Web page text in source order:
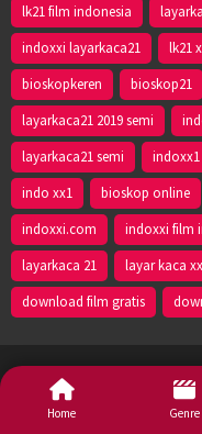
lk21 film indonesia
indoxxi layarkaca21
lk21
bioskopkeren
bioskop21
layarkaca21 2019 semi
layarkaca21 semi
indoxx1
indo xx1
bioskop online
indoxxi.com
indoxxi film
layarkaca 21
layar kaca
download film gratis
Home Genre